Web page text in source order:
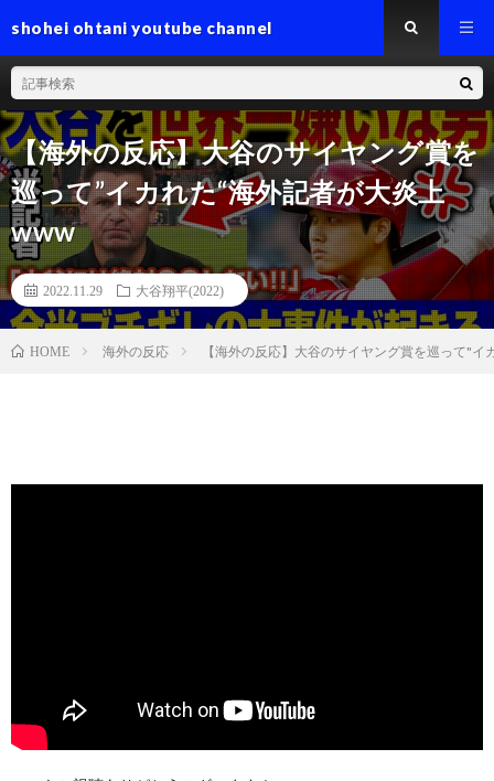
shohei ohtani youtube channel
【海外の反応】大谷のサイヤング賞を
巡って”イカれた“海外記者が大炎上
www
2022.11.29 大谷翔平(2022)
HOME 海外の反応 【海外の反応】大谷のサイヤング賞を巡って"